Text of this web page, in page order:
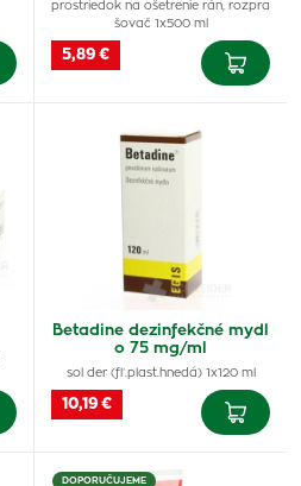
prostriedok na ošetrenie rán, rozpra
šovač 1x500 ml
5,89 €
Betadine dezinfekčné mydl
o 75 mg/ml
sol der (fľ.plast.hnedá) 1x120 ml
10,19 €
DOPORUČUJEME